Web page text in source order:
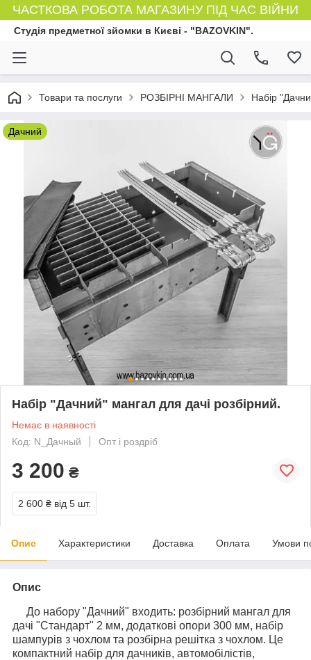
ЧАСТКОВА РОБОТА МАГАЗИНУ ПІД ЧАС ВІЙНИ
Студія предметної зйомки в Києві - "BAZOVKIN".
Товари та послуги РОЗБІРНІ МАНГАЛИ Набір
Дачний
Набір "Дачний" мангал для дачі розбірний.
Немає в наявності
Код: N_Дачный
Опт і роздріб
3 200 ₴
2 600 ₴ від 5 шт.
Опис Характеристики Доставка Оплата Умови
Опис
До набору "Дачний" входить: розбірний мангал для
дачі "Стандарт" 2 мм, додаткові опори 300 мм, набір
шампурів з чохлом та розбірна решітка з чохлом. Це
компактний набір для дачників, автомобілістів,